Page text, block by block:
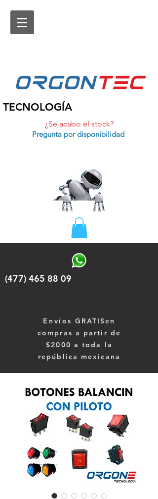
ORGONtEc
TECNOLOGÍA
¿Se acabo el stock?
Pregunta por disponibilidad
(477) 465 88 09
Envíos GRATISen
compras a partir de
$2000 a toda la
república mexicana